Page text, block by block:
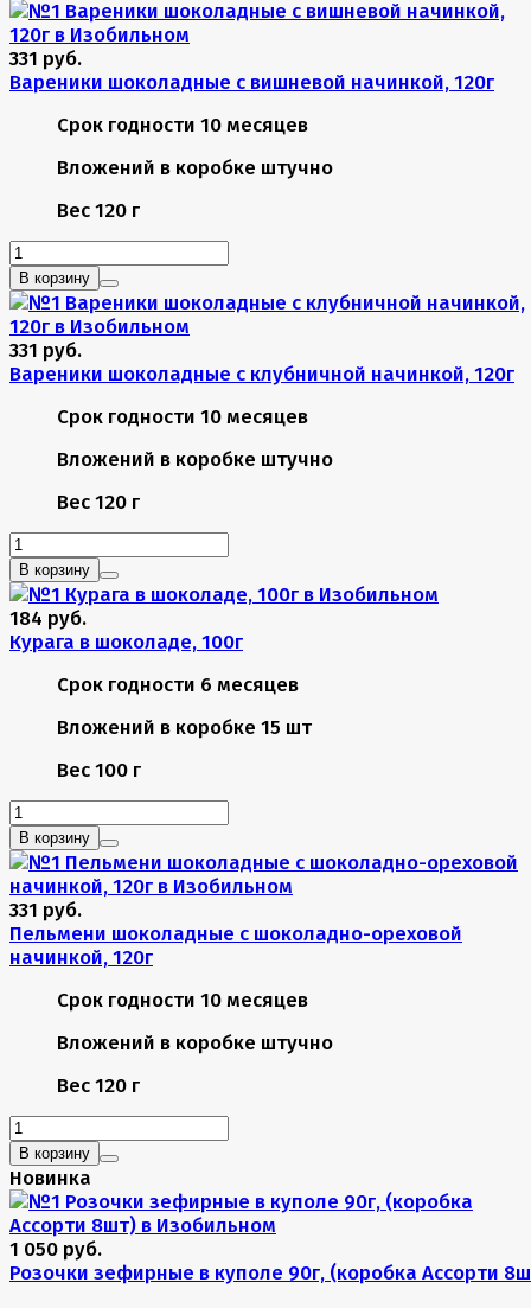
331 руб.
Вареники шоколадные с вишневой начинкой, 120г
Срок годности 10 месяцев
Вложений в коробке штучно
Вес 120 г
В корзину
331 руб.
Вареники шоколадные с клубничной начинкой, 120г
Срок годности 10 месяцев
Вложений в коробке штучно
Вес 120 г
В корзину
184 руб.
Курага в шоколаде, 100г
Срок годности 6 месяцев
Вложений в коробке 15 шт
Вес 100 г
В корзину
331 руб.
Пельмени шоколадные с шоколадно-ореховой
начинкой, 120г
Срок годности 10 месяцев
Вложений в коробке штучно
Вес 120 г
В корзину
Новинка
1 050 руб.
Розочки зефирные в куполе 90г, (коробка Ассорти